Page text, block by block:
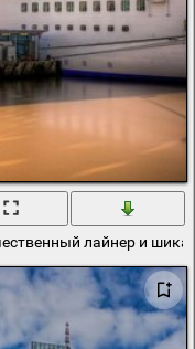
лайнер и